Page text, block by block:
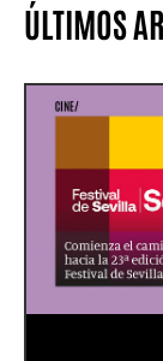
ÚLTIMOS